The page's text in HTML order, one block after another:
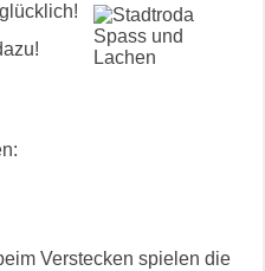
Verstecken spielen die